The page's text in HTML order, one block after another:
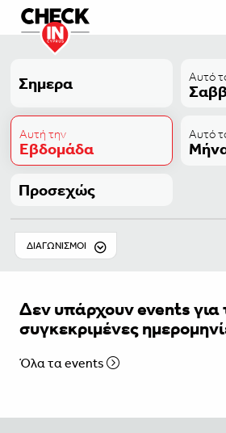
Σημερα Αυτό
Αυτή την
Εβδομάδα
Αυτό
Προσεχώς
ΔΙΑΓΩΝΙΣΜΟΊ
Δεν υπάρχουν events για
συγκεκριμένες
Όλα τα events